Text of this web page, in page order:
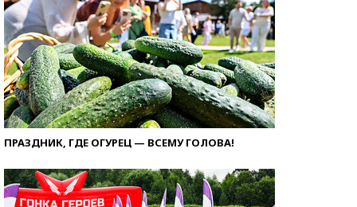
ПРАЗДНИК, ГДЕ ОГУРЕЦ — ВСЕМУ ГОЛОВА!